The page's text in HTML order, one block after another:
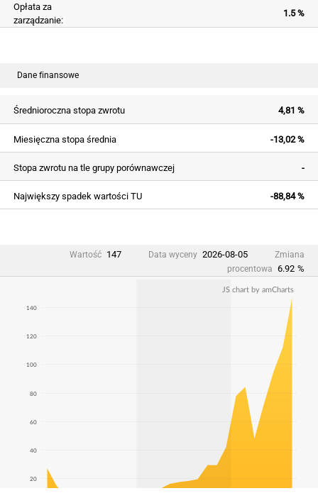
Opłata za
zarządzanie:
1.5 %
Dane finansowe
Średnioroczna stopa zwrotu 4,81 %
Miesięczna stopa średnia -13,02 %
Stopa zwrotu na tle grupy porównawczej -
Największy spadek wartości TU -88,84 %
Wartość 147 Data wyceny 2026-08-05
Zmiana
procentowa 6.92 %
20
40
60
80
100
120
140
JS chart by amCharts